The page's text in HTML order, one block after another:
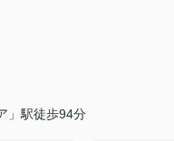
」駅徒歩94分